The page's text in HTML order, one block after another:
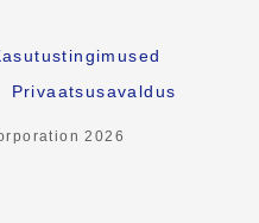
Privaatsusavaldus
2026